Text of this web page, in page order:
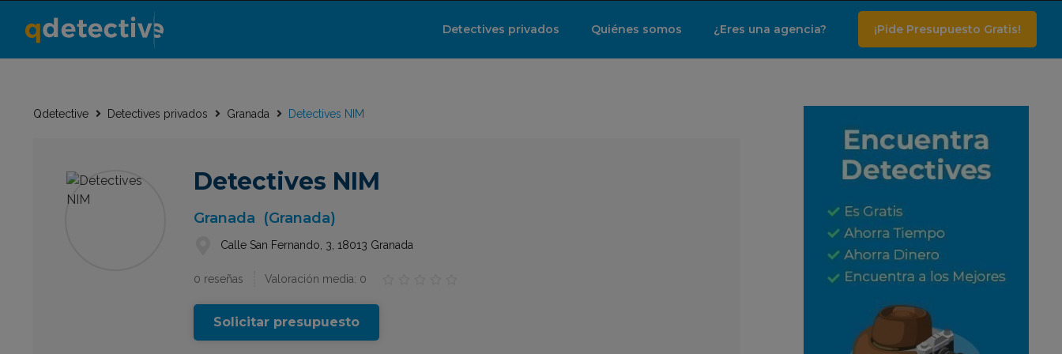
Detectives privados Quiénes somos ¿Eres una agencia? ¡Pide Presupuesto Gratis!
Qdetective Detectives privados Granada Detectives NIM
Detectives NIM
Granada (Granada)
Calle San Fernando, 3, 18013 Granada
0 reseñas Valoración media: 0
Solicitar presupuesto